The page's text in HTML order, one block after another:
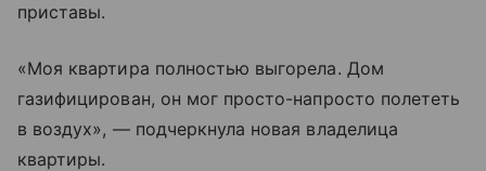
приставы.
«Моя квартира полностью выгорела. Дом
газифицирован, он мог просто-напросто полететь
в воздух», — подчеркнула новая владелица
квартиры.